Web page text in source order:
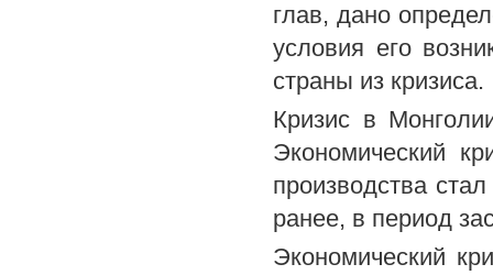
глав, дано
условия его
страны из кризиса.
Кризис в
Экономический
производства
ранее, в период
Экономический